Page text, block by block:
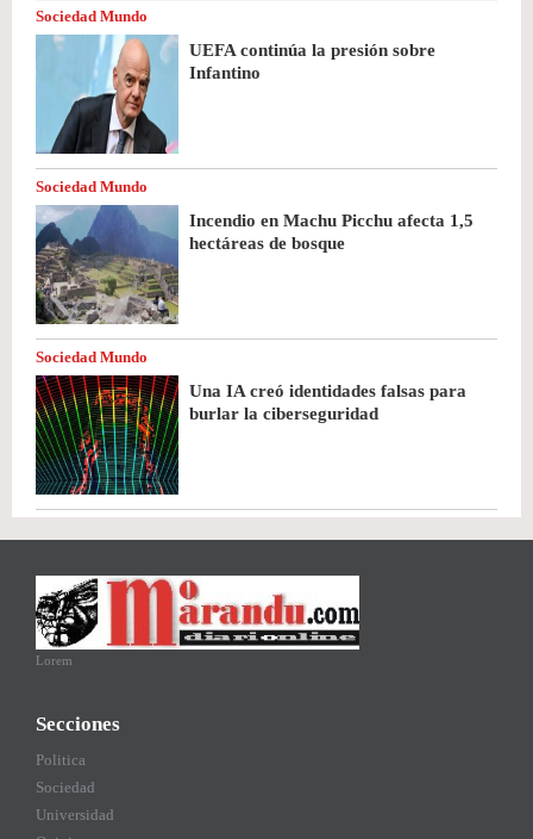
Sociedad Mundo
UEFA continúa la presión sobre
Infantino
Sociedad Mundo
Incendio en Machu Picchu afecta 1,5
hectáreas de bosque
Sociedad Mundo
Una IA creó identidades falsas para
burlar la ciberseguridad
Lorem
Secciones
Politica
Sociedad
Universidad